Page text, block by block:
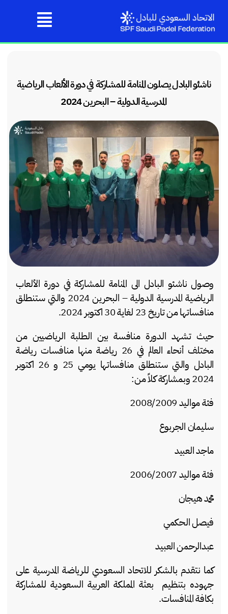
‎ناشئو البادل يصلون المنامة للمشاركة في دورة الألعاب الرياضية
المدرسية الدولية – البحرين 2024
وصول ناشئو البادل الى المنامة للمشاركة في دورة الألعاب
الرياضية المدرسية الدولية – البحرين 2024 والتي ستنطلق
منافساتها من تاريخ 23 لغاية 30 اكتوبر 2024.
‎حيث تشهد الدورة منافسة بين الطلبة الرياضيين من
مختلف أنحاء العالم في 26 رياضة منها منافسات رياضة
البادل والتي ستنطلق منافساتها يومي 25 و 26 اكتوبر
2024 وبمشاركة كلاً من:
‎كما نتقدم بالشكر للاتحاد السعودي للرياضة المدرسية على
جهوده بتنظيم بعثة المملكة العربية السعودية للمشاركة
بكافة المنافسات.